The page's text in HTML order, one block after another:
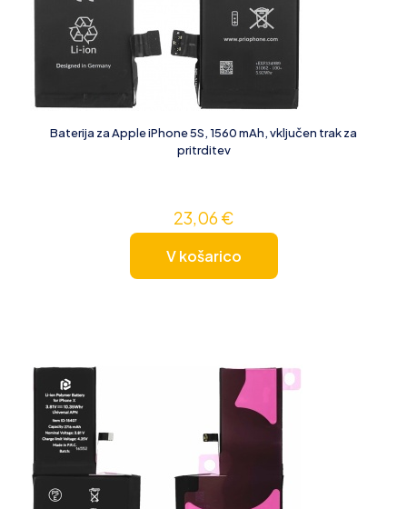
Baterija za Apple iPhone 5S, 1560 mAh, vključen trak za
pritrditev
23,06€
V košarico